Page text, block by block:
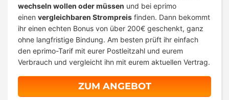
wechseln wollen oder müssen und bei eprimo
einen vergleichbaren Strompreis finden. Dann bekommt
ihr einen echten Bonus von über 200€ geschenkt, ganz
ohne langfristige Bindung. Am besten prüft ihr einfach
den eprimo-Tarif mit eurer Postleitzahl und eurem
Verbrauch und vergleicht ihn mit eurem aktuellen Vertrag.
ZUM ANGEBOT